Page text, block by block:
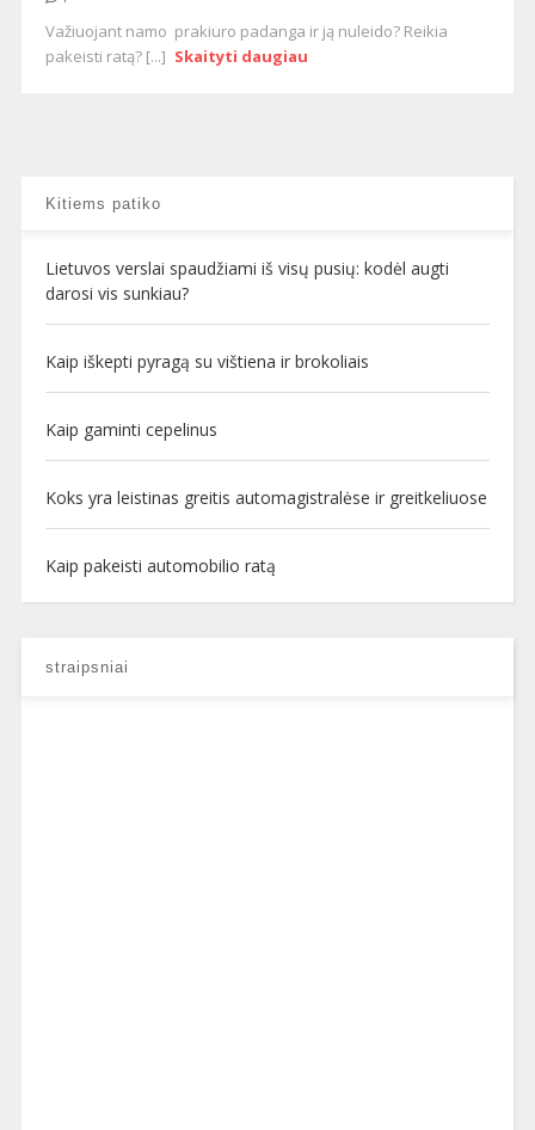
Važiuojant namo prakiuro padanga ir ją nuleido? Reikia
pakeisti ratą? [...] Skaityti daugiau
Kitiems patiko
Lietuvos verslai spaudžiami iš visų pusių: kodėl augti
darosi vis sunkiau?
Kaip iškepti pyragą su vištiena ir brokoliais
Kaip gaminti cepelinus
Koks yra leistinas greitis automagistralėse ir greitkeliuose
Kaip pakeisti automobilio ratą
straipsniai